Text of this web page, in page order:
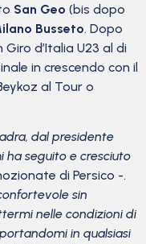
San Geo (bis dopo
Busseto. Dopo
d’Italia U23 al di
in crescendo con il
al Tour o
dal presidente
ha seguito e cresciuto
di Persico -.
sin
nelle condizioni di
in qualsiasi